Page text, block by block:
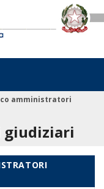
amministratori
giudiziari